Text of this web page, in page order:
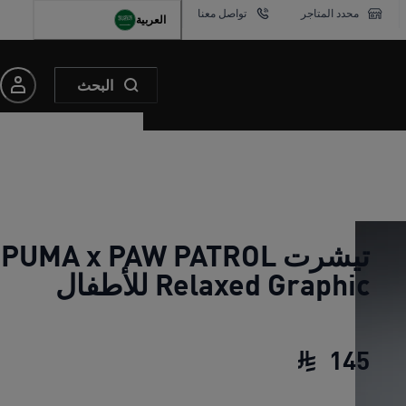
محدد المتاجر تواصل معنا العربية
البحث
تيشرت PUMA x PAW PATROL
Relaxed Graphic للأطفال
145